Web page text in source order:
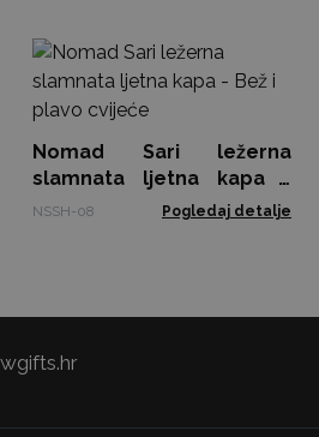
Nomad Sari ležerna
slamnata ljetna kapa -
Bež i plavo cvijeće
NSSH-08 Pogledaj detalje